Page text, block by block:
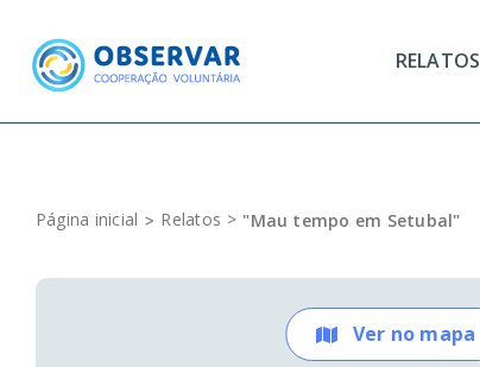
content
RELATOS
Página inicial Relatos "Mau tempo em Setubal"
Ver no mapa